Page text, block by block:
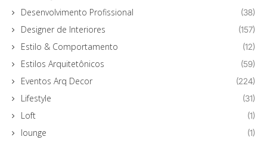
Desenvolvimento Profissional (38)
Designer de Interiores (157)
Estilo & Comportamento (12)
Estilos Arquitetônicos (59)
Eventos Arq Decor (224)
Lifestyle (31)
Loft (1)
lounge (1)